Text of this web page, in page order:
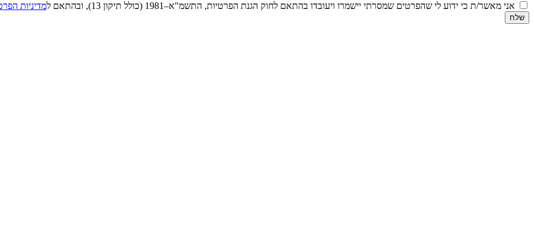
אני מאשר/ת כי ידוע לי שהפרטים שמסרתי יישמרו ויעובדו בהתאם לחוק הגנת הפרטיות, התשמ"א–1981 (כולל תיקון 13), ובהתאם ל
מדיניות
שלח